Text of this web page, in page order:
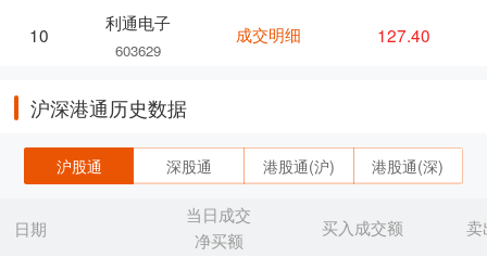
10
利通电子
603629
成交明细 127.40
沪深港通历史数据
沪股通 深股通 港股通(沪) 港股通(深)
日期
当日成交
净买额
买入成交额 卖